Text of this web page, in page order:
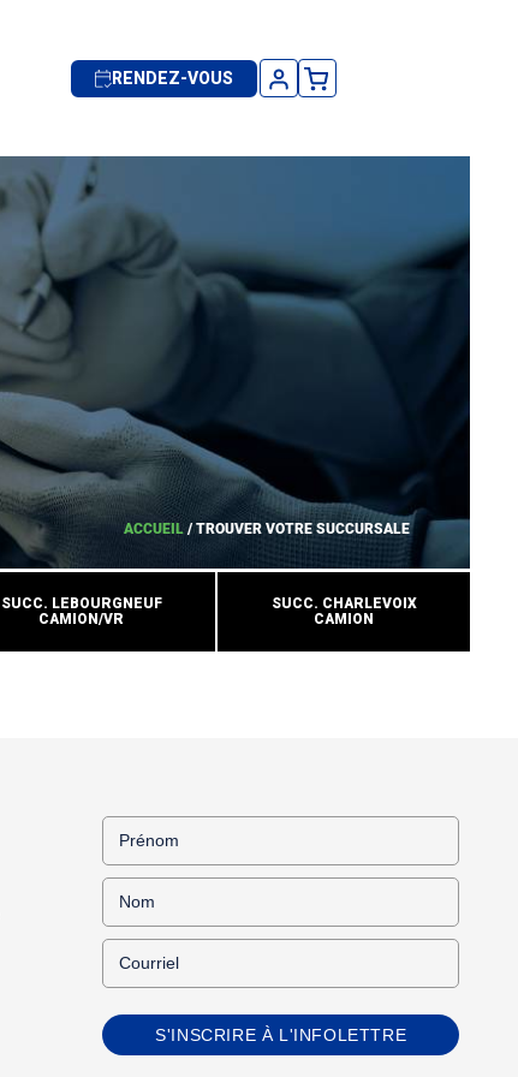
RENDEZ-VOUS
ACCUEIL /TROUVER VOTRE SUCCURSALE
SUCC. LEBOURGNEUF
CAMION/VR
SUCC. CHARLEVOIX
CAMION
S'INSCRIRE À L'INFOLETTRE